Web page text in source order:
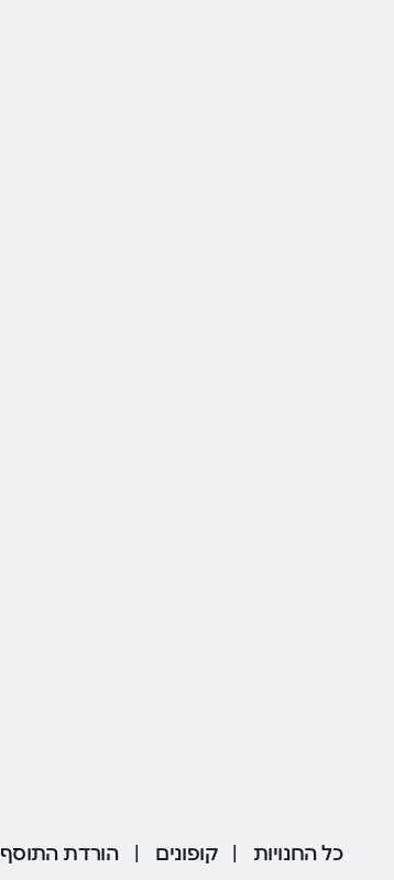
כל החנויות | קופונים | הורדת התוסף